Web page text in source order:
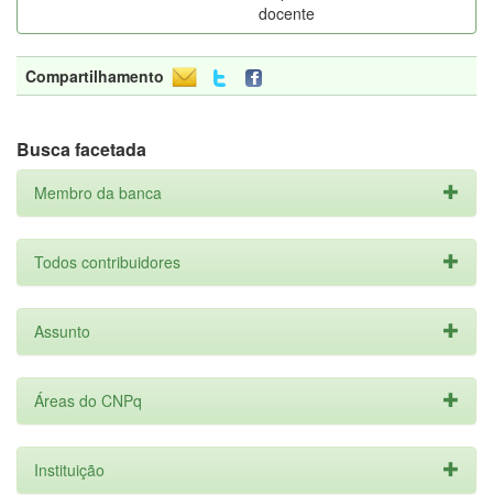
docente
Compartilhamento
Busca facetada
Membro da banca
Todos contribuidores
Assunto
Áreas do CNPq
Instituição